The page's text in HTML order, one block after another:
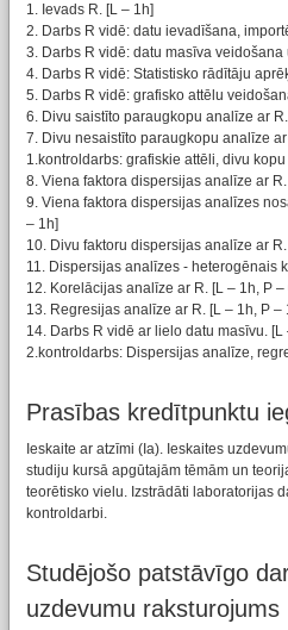
1. Ievads R. [L – 1h]
2. Darbs R vidē: datu ievadīšana,
3. Darbs R vidē: datu masīva
4. Darbs R vidē: Statistisko rādītāju
5. Darbs R vidē: grafisko attēlu
6. Divu saistīto paraugkopu analīze ar
7. Divu nesaistīto paraugkopu analīze
1.kontroldarbs: grafiskie attēli, divu
8. Viena faktora dispersijas analīze ar
9. Viena faktora dispersijas analīzes
– 1h]
10. Divu faktoru dispersijas analīze ar
11. Dispersijas analīzes - heterogēnais
12. Korelācijas analīze ar R. [L – 1h, P –
13. Regresijas analīze ar R. [L – 1h, P –
14. Darbs R vidē ar lielo datu masīvu. [L
2.kontroldarbs: Dispersijas analīze,
Prasības kredītpunktu
Ieskaite ar atzīmi (Ia). Ieskaites
studiju kursā apgūtajām tēmām un
teorētisko vielu. Izstrādāti laboratorijas
kontroldarbi.
Studējošo patstāvīgo
uzdevumu raksturojums